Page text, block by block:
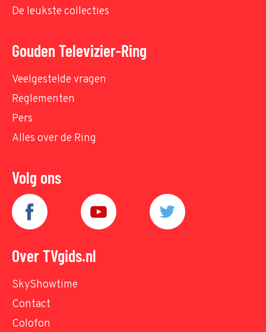
De leukste collecties
Gouden Televizier-Ring
Veelgestelde vragen
Reglementen
Pers
Alles over de Ring
Volg ons
Over TVgids.nl
SkyShowtime
Contact
Colofon